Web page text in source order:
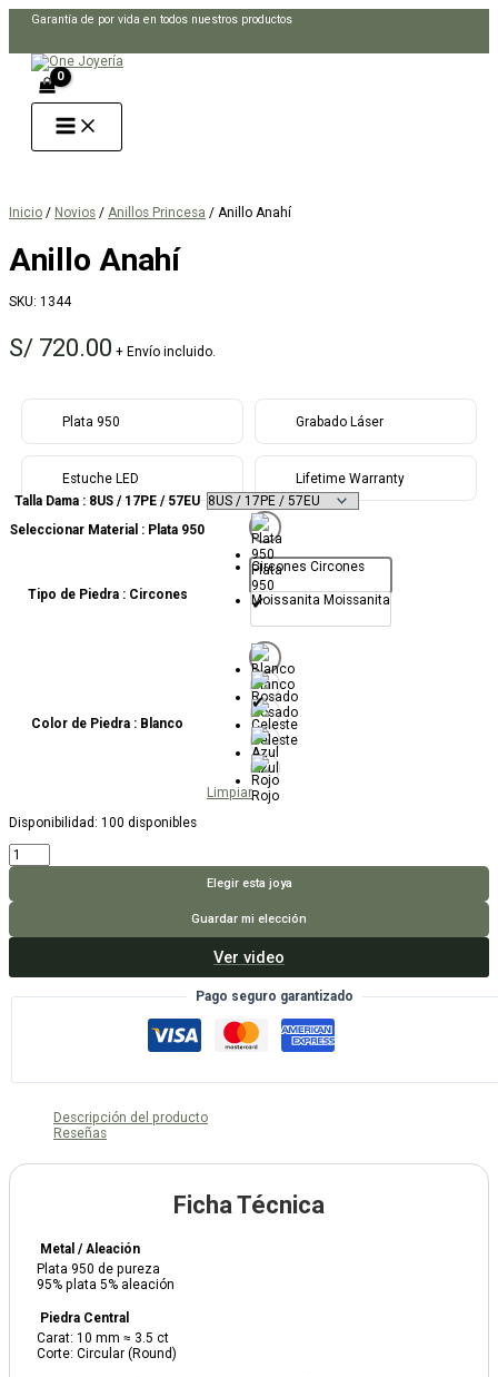
Garantía de por vida en todos nuestros productos
Inicio / Novios / Anillos Princesa / Anillo Anahí
Anillo Anahí
SKU: 1344
S/ 720.00 + Envío incluido.
Plata 950 Grabado Láser
Estuche LED
Lifetime Warranty
Talla Dama: 8US / 17PE / 57EU
Seleccionar Material : Plata 950
Plata
950
Tipo de Piedra: Circones
Circones Circones
Moissanita Moissanita
Color de Piedra : Blanco
Blanco
Rosado
Celeste
Azul
Rojo
Limpiar
Disponibilidad: 100 disponibles
Anillo
Anahí
Elegir esta joya
Guardar mi elección
Ver video
Pago seguro garantizado
Descripción del producto
Reseñas
Ficha Técnica
Metal / Aleación
Plata 950 de pureza
95% plata 5% aleación
Piedra Central
Carat: 10 mm ≈ 3.5 ct
Corte: Circular (Round)